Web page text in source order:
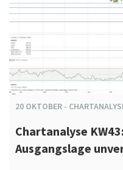
20 OKTOBER -
Chartanalyse
Ausgangslage